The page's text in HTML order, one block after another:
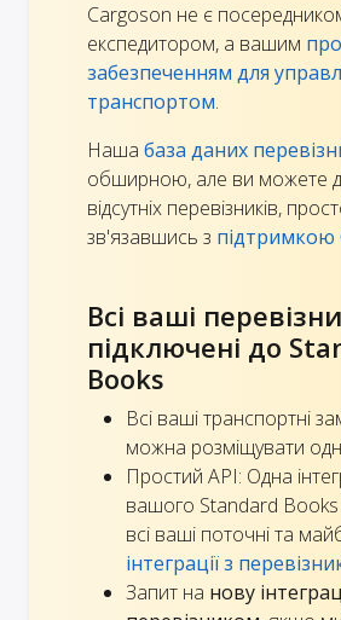
Cargoson не є
експедитором, а вашим
забезпеченням для
транспортом.
Наша база даних
обширною, але ви можете
відсутніх перевізників,
зв'язавшись з підтримкою
Всі ваші
підключені до
Books
Всі ваші транспортні
можна розміщувати
Простий API: Одна
вашого Standard Books
всі ваші поточні та
інтеграції з
Запит на нову